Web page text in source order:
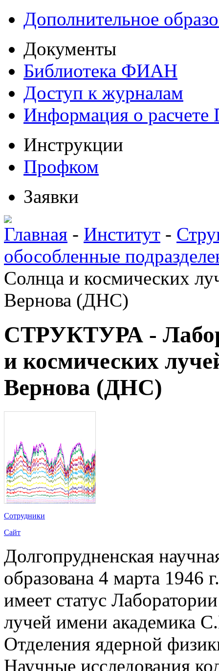
Дополнительное
Документы
Библиотека ФИАН
Доступ к журналам
Информация о
Инструкции
Профком
Заявки
Главная - Институт -
обособленные
Солнца и космических
Вернова (ДНС)
СТРУКТУРА -
и космических
Вернова (ДНС)
Сотрудники
Сайт
Долгопрудненская
образована 4 марта 1946
имеет статус
лучей имени академика
Отделения ядерной
Научные исследования